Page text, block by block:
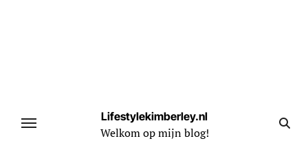
Lifestylekimberley.nl
Welkom op mijn blog!